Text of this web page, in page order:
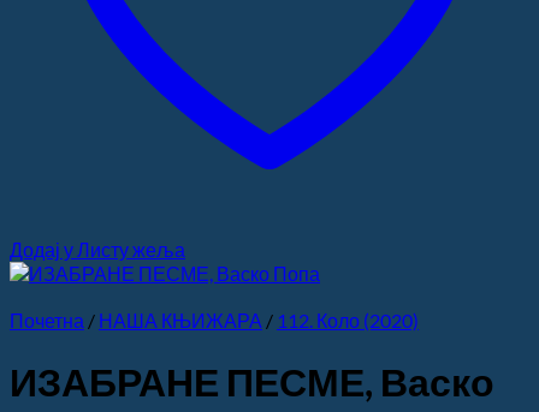
Додај у Листу жеља
Почетна / НАША КЊИЖАРА / 112. Коло (2020)
ИЗАБРАНЕ ПЕСМЕ, Васко